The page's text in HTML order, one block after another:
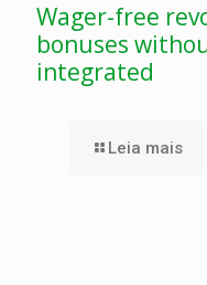
Wager-free
bonuses
integrated
Leia mais